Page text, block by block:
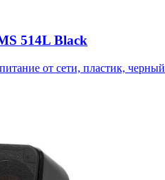
514L Black
от сети, пластик, черный